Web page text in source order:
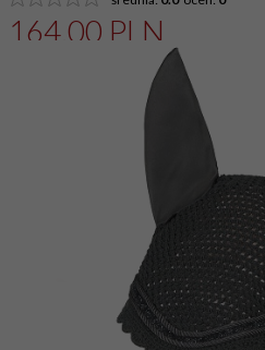
164,00 PLN